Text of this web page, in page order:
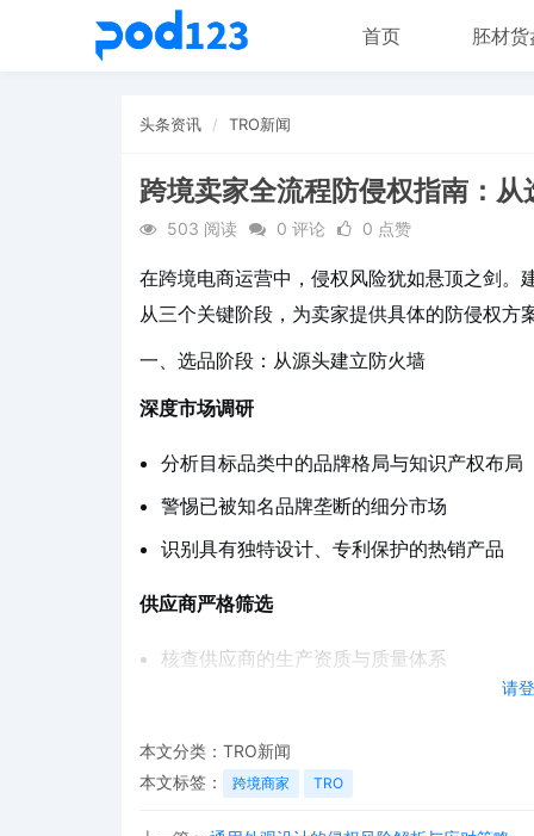
首页 胚材货
头条资讯 TRO新闻
跨境卖家全流程防侵权指南：
503 阅读 0 评论 0 点赞
请
在跨境电商运营中，侵权风险犹如悬顶之剑。
从三个关键阶段，为卖家提供具体的防侵权方案
一、选品阶段：从源头建立防火墙
深度市场调研
分析目标品类中的品牌格局与知识产权布局
警惕已被知名品牌垄断的细分市场
识别具有独特设计、专利保护的热销产品
供应商严格筛选
核查供应商的生产资质与质量体系
确保供应链各环节的知识产权合规性
智能工具辅助决策
本文分类： TRO新闻
本文标签：
跨境商家 TRO